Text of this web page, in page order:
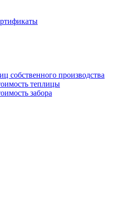
собственного производства
теплицы
забора